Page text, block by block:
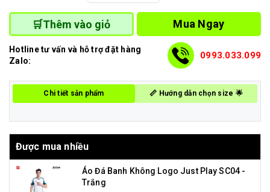
🛒Thêm vào giỏ Mua Ngay
Hotline tư vấn và hỗ trợ đặt hàng
Zalo:
0993.033.099
Chi tiết sản phẩm 📏 Hướng dẫn chọn size 🌟
Được mua nhiều
Áo Đá Banh Không Logo Just Play SC04 -
Trắng